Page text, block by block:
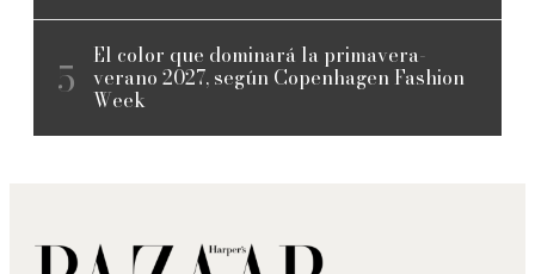
El color que dominará la primavera-
verano 2027, según Copenhagen Fashion
Week